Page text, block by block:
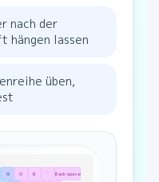
nach der
hängen lassen
üben,
9 0 ß ´
Backspace